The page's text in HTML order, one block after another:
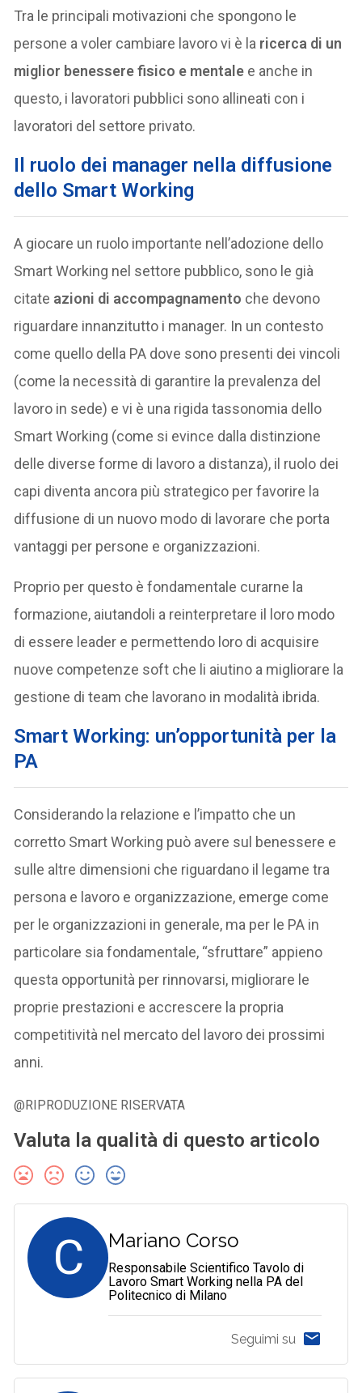
Tra le principali motivazioni che spongono le
persone a voler cambiare lavoro vi è la ricerca di un
miglior benessere fisico e mentale e anche in
questo, i lavoratori pubblici sono allineati con i
lavoratori del settore privato.
Il ruolo dei manager nella diffusione
dello Smart Working
A giocare un ruolo importante nell’adozione dello
Smart Working nel settore pubblico, sono le già
citate azioni di accompagnamento che devono
riguardare innanzitutto i manager. In un contesto
come quello della PA dove sono presenti dei vincoli
(come la necessità di garantire la prevalenza del
lavoro in sede) e vi è una rigida tassonomia dello
Smart Working (come si evince dalla distinzione
delle diverse forme di lavoro a distanza), il ruolo dei
capi diventa ancora più strategico per favorire la
diffusione di un nuovo modo di lavorare che porta
vantaggi per persone e organizzazioni.
Proprio per questo è fondamentale curarne la
formazione, aiutandoli a reinterpretare il loro modo
di essere leader e permettendo loro di acquisire
nuove competenze soft che li aiutino a migliorare la
gestione di team che lavorano in modalità ibrida.
Smart Working: un’opportunità per la
PA
Considerando la relazione e l’impatto che un
corretto Smart Working può avere sul benessere e
sulle altre dimensioni che riguardano il legame tra
persona e lavoro e organizzazione, emerge come
per le organizzazioni in generale, ma per le PA in
particolare sia fondamentale, “sfruttare” appieno
questa opportunità per rinnovarsi, migliorare le
proprie prestazioni e accrescere la propria
competitività nel mercato del lavoro dei prossimi
anni.
@RIPRODUZIONE RISERVATA
Valuta la qualità di questo articolo
C Mariano Corso
Responsabile Scientifico Tavolo di
Lavoro Smart Working nella PA del
Politecnico di Milano
Seguimi su